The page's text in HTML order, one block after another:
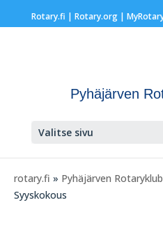
Rotary.fi | Rotary.org|
Pyhäjärven
Valitse sivu
rotary.fi » Pyhäjärven
Syyskokous